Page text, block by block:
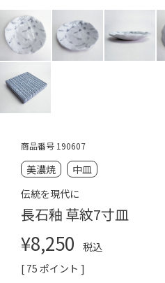
商品番号 190607
美濃焼
中皿
伝統を現代に
長石釉 草紋7寸皿
¥8,250
税込
[ 75 ポイント ]